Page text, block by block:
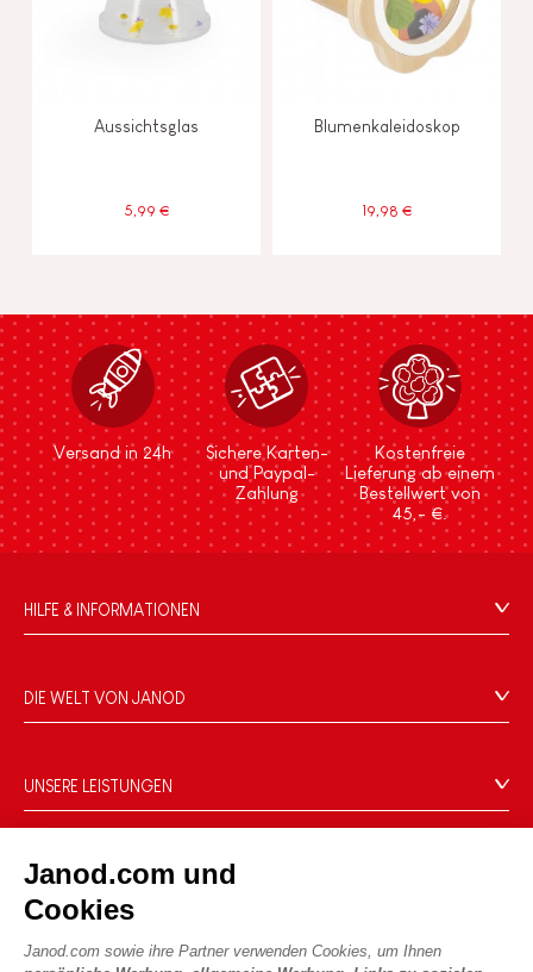
Janod.com und
Cookies
Janod.com sowie ihre Partner verwenden Cookies, um Ihnen
Aussichtsglas
5,99 €
Blumenkaleidoskop
19,98 €
Versand in 24h
Sichere Karten-
und Paypal-
Zahlung
Kostenfreie
Lieferung ab einem
Bestellwert von
45,- €.
HILFE & INFORMATIONEN
FAQ
Kontakt
Produktrückruf
Persönliche daten
Cookies
Bedingungen für Angebote
DIE WELT VON JANOD
Unsere Expertise
CSR-Verpflichtungen
UNSERE LEISTUNGEN
Sicheres Bezahlen
Lieferbedingungen
Videos
PROFESSIONAL
Pressekontakte
FOLGEN SIE UNS